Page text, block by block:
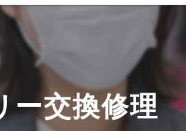
交換修理